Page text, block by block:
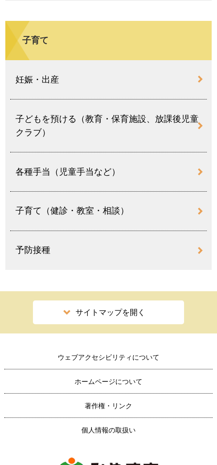
子育て
妊娠・出産
子どもを預ける（教育・保育施設、放課後児童
クラブ）
各種手当（児童手当など）
子育て（健診・教室・相談）
予防接種
サイトマップを開く
ウェブアクセシビリティについて
ホームページについて
著作権・リンク
個人情報の取扱い